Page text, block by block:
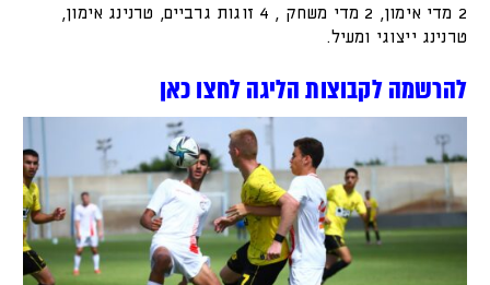
2 מדי אימון, 2 מדי משחק , 4 זוגות גרביים, טרנינג אימון,
טרנינג ייצוגי ומעיל.
להרשמה לקבוצות הליגה לחצו כאן